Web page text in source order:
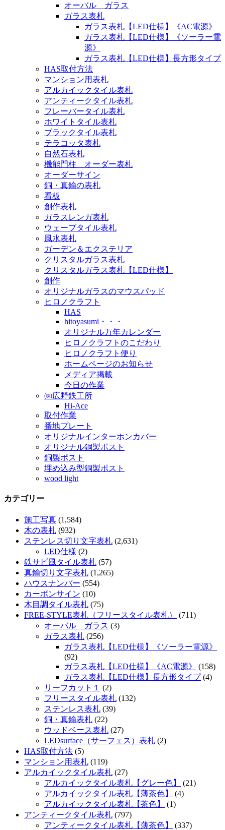
オーバル ガラス
ガラス表札
ガラス表札【LED仕様】《AC電源》
ガラス表札【LED仕様】《ソーラー電
源》
ガラス表札【LED仕様】長方形タイプ
HAS取付方法
マンション用表札
アルカイックタイル表札
アンティークタイル表札
フレーバータイル表札
ホワイトタイル表札
ブラックタイル表札
テラコッタ表札
自然石表札
機能門柱 オーダー表札
オーダーサイン
銅・真鍮の表札
看板
創作表札
ガラスレンガ表札
ウェーブタイル表札
風水表札
ガーデン＆エクステリア
クリスタルガラス表札
クリスタルガラス表札【LED仕様】
創作
オリジナルガラスのマウスパッド
ヒロノクラフト
HAS
hitoyasumi・・・
オリジナル万年カレンダー
ヒロノクラフトのこだわり
ヒロノクラフト便り
ホームページのお知らせ
メディア掲載
今日の作業
㈱広野鉄工所
Hi-Ace
取付作業
番地プレート
オリジナルインターホンカバー
オリジナル銅製ポスト
銅製ポスト
埋め込み型銅製ポスト
wood light
カテゴリー
施工写真 (1,584)
木の表札 (932)
ステンレス切り文字表札 (2,631)
LED仕様 (2)
鉄サビ風タイル表札 (57)
真鍮切り文字表札 (1,265)
ハウスナンバー (554)
カーボンサイン (10)
木目調タイル表札 (75)
FREE-STYLE表札（フリースタイル表札）
(711)
オーバル ガラス (3)
ガラス表札 (256)
ガラス表札【LED仕様】《ソーラー電源》
(92)
ガラス表札【LED仕様】《AC電源》
(158)
ガラス表札【LED仕様】長方形タイプ(4)
リーフカット１
(2)
フリースタイル表札 (132)
ステンレス表札 (39)
銅・真鍮表札 (22)
ウッドベース表札 (27)
LEDsurface（サーフェス）表札 (2)
HAS取付方法 (5)
マンション用表札 (119)
アルカイックタイル表札 (27)
アルカイックタイル表札【グレー色】
(21)
アルカイックタイル表札【薄茶色】
(4)
アルカイックタイル表札【茶色】
(1)
アンティークタイル表札 (797)
アンティークタイル表札【薄茶色】
(337)